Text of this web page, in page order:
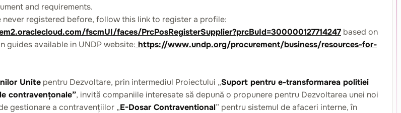
and requirements.
never registered before, follow this link to register a profile:
fscmUI/faces/PrcPosRegisterSupplier?prcBuId=300000127714247 based on
guides available in UNDP website: https://www.undp.org/procurement/business/resources-for-
Unite pentru Dezvoltare, prin intermediul Proiectului „Suport pentru e-transformarea politiei
contravențonale”, invită companiile interesate să depună o propunere pentru Dezvoltarea unei noi
gestionare a contravențiilor „E-Dosar Contraventional” pentru sistemul de afaceri interne, în